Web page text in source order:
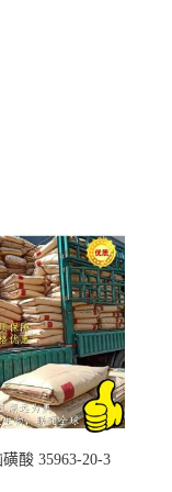
酸 35963-20-3